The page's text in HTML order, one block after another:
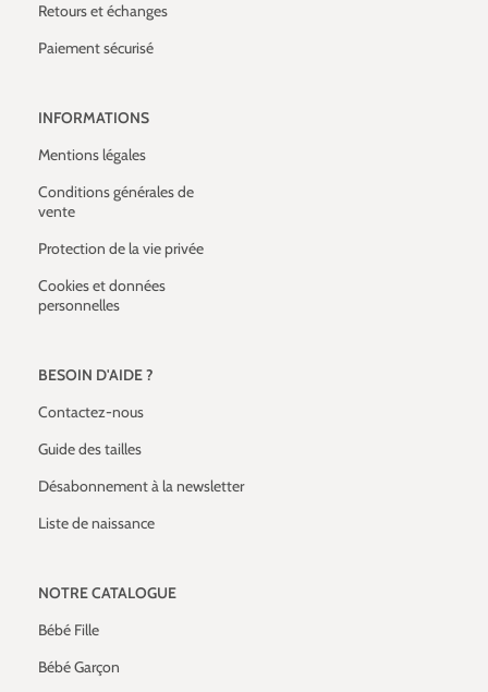
Retours et échanges
Paiement sécurisé
INFORMATIONS
Mentions légales
Conditions générales de
vente
Protection de la vie privée
Cookies et données
personnelles
BESOIN D'AIDE ?
Contactez-nous
Guide des tailles
Désabonnement à la newsletter
Liste de naissance
NOTRE CATALOGUE
Bébé Fille
Bébé Garçon